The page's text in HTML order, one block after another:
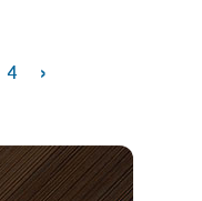
4 ›